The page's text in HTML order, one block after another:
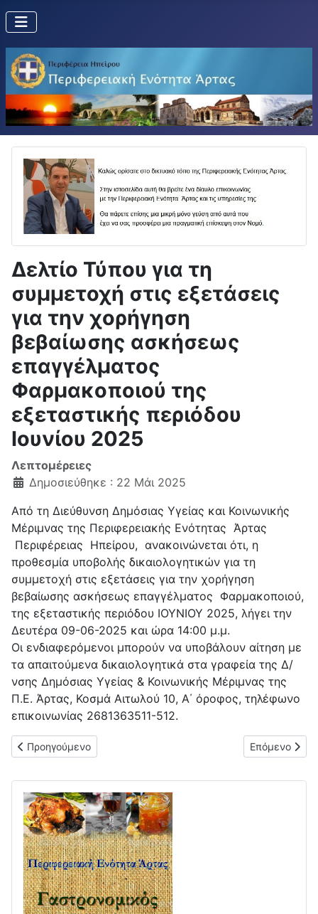
Δελτίο Τύπου για τη
συμμετοχή στις εξετάσεις
για την χορήγηση
βεβαίωσης ασκήσεως
επαγγέλματος
Φαρμακοποιού της
εξεταστικής περιόδου
Ιουνίου 2025
Λεπτομέρειες
Δημοσιεύθηκε : 22 Μάι 2025
Από τη Διεύθυνση Δημόσιας Υγείας και Κοινωνικής
Μέριμνας της Περιφερειακής Ενότητας Άρτας
Περιφέρειας Ηπείρου, ανακοινώνεται ότι, η
προθεσμία υποβολής δικαιολογητικών για τη
συμμετοχή στις εξετάσεις για την χορήγηση
βεβαίωσης ασκήσεως επαγγέλματος Φαρμακοποιού,
της εξεταστικής περιόδου ΙΟΥΝΙΟΥ 2025, λήγει την
Δευτέρα 09-06-2025 και ώρα 14:00 μ.μ.
Οι ενδιαφερόμενοι μπορούν να υποβάλουν αίτηση με
τα απαιτούμενα δικαιολογητικά στα γραφεία της Δ/
νσης Δημόσιας Υγείας & Κοινωνικής Μέριμνας της
Π.Ε. Άρτας, Κοσμά Αιτωλού 10, Α΄ όροφος, τηλέφωνο
επικοινωνίας 2681363511-512.
Προηγούμενο άρθρο: Δελτίο Τύπου για την υδατοκαλλιέργεια
Προηγούμενο Επόμενο
Επόμενο